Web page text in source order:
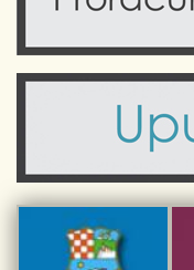
Komunalne usluge
Civilni sektor (arhiva
Sport i rekreacija
Turistička zajednica
Kulturno-turistička ruta
Dar iz Krka